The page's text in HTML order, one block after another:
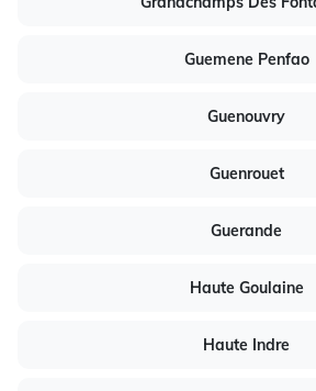
Guemene Penfao
Guenouvry
Guenrouet
Guerande
Haute Goulaine
Haute Indre